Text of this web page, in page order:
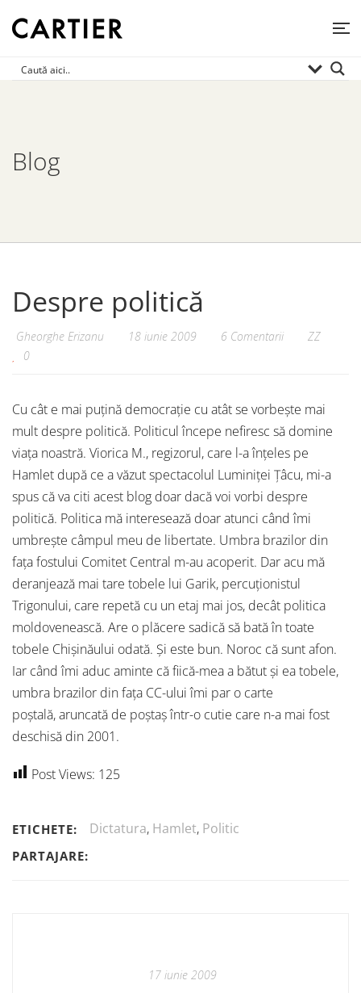
Blog
Despre politică
Gheorghe Erizanu 18 iunie 2009 6 Comentarii
ZZ
0
Cu cât e mai puțină democrație cu atât se vorbește mai
mult despre politică. Politicul începe nefiresc să domine
viața noastră. Viorica M., regizorul, care l-a înțeles pe
Hamlet după ce a văzut spectacolul Luminiței Țâcu, mi-a
spus că va citi acest blog doar dacă voi vorbi despre
politică. Politica mă interesează doar atunci când îmi
umbrește câmpul meu de libertate. Umbra brazilor din
fața fostului Comitet Central m-au acoperit. Dar acu mă
deranjează mai tare tobele lui Garik, percuționistul
Trigonului, care repetă cu un etaj mai jos, decât politica
moldovenească. Are o plăcere sadică să bată în toate
tobele Chișinăului odată. Și este bun. Noroc că sunt afon.
Iar când îmi aduc aminte că fiică-mea a bătut și ea tobele,
umbra brazilor din fața CC-ului îmi par o carte
poștală, aruncată de poștaș într-o cutie care n-a mai fost
deschisă din 2001.
Post Views: 125
ETICHETE: Dictatura, Hamlet, Politic
PARTAJARE:
17 iunie 2009